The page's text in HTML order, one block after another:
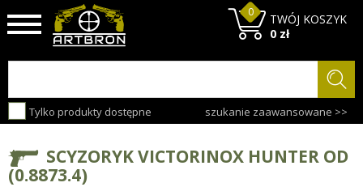
Tylko produkty dostępne szukanie zaawansowane >>
TWÓJ KOSZYK
0
0 zł
SCYZORYK VICTORINOX HUNTER OD
(0.8873.4)